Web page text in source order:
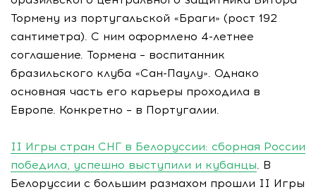
Тормену из португальской «Браги» (рост 192
сантиметра). С ним оформлено 4-летнее
соглашение. Тормена – воспитанник
бразильского клуба «Сан-Паулу». Однако
основная часть его карьеры проходила в
Европе. Конкретно – в Португалии.
II Игры стран СНГ в Белоруссии: сборная России
победила, успешно выступили и кубанцы. В
Белоруссии с большим размахом прошли II Игры